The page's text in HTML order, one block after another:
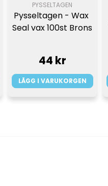
PYSSELTAGEN
Pysseltagen - Wax
Seal vax 100st Brons
44 kr
LÄGG I VARUKORGEN